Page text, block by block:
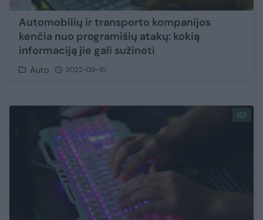
Automobilių ir transporto kompanijos
kenčia nuo programišių atakų: kokią
informaciją jie gali sužinoti
Auto 2022-09-10
1